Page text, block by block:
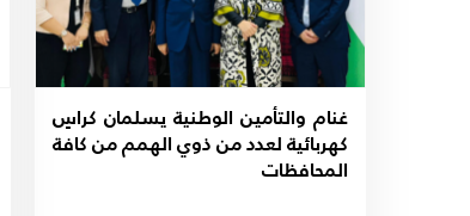
غنام والتأمين الوطنية يسلمان كراسٍ
كهربائية لعدد من ذوي الهمم من كافة
المحافظات